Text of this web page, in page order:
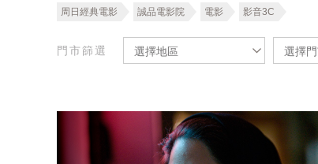
周日經典電影 誠品電影院 電影 影音3C
門市篩選 選擇地區 選擇